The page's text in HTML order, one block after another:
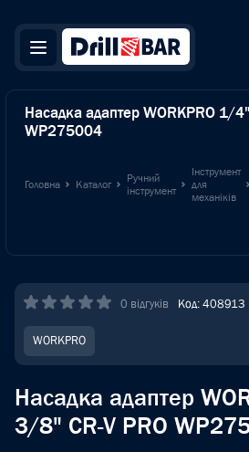
Насадка адаптер WORKPRO 1/
WP275004
Головна Каталог
Ручний
інструмент
Інструмент
для
механіків
0 відгуків Код: 408913
WORKPRO
Насадка адаптер
3/8" CR-V PRO